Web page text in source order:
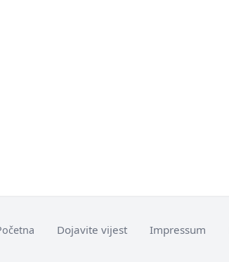
Dojavite vijest Impressum